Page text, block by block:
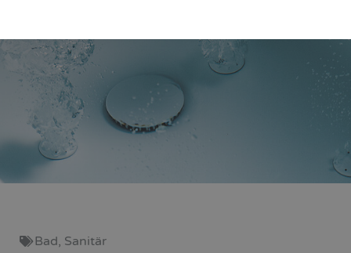
Bad, Sanitär